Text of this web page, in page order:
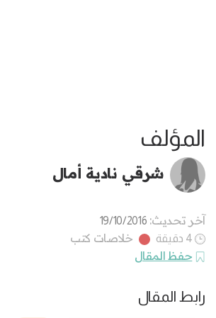
المؤلف
شرقي نادية أمال
آخر تحديث: 19/10/2016
4 دقيقة
خلاصات كتب
حفظ المقال
رابط المقال